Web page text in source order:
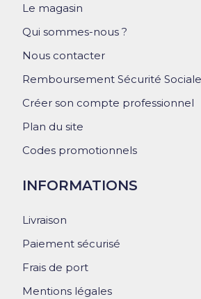
Le magasin
Qui sommes-nous ?
Nous contacter
Remboursement Sécurité Sociale
Créer son compte professionnel
Plan du site
Codes promotionnels
INFORMATIONS
Livraison
Paiement sécurisé
Frais de port
Mentions légales